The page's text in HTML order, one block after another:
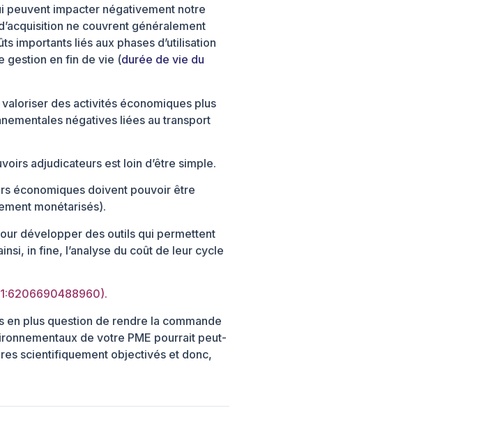
peuvent impacter négativement notre
ne couvrent généralement
importants liés aux phases d’utilisation
gestion en fin de vie (durée de vie du
des activités économiques plus
négatives liées au transport
adjudicateurs est loin d’être simple.
économiques doivent pouvoir être
monétarisés).
développer des outils qui permettent
in fine, l’analyse du coût de leur cycle
en plus question de rendre la commande
de votre PME pourrait peut-
scientifiquement objectivés et donc,